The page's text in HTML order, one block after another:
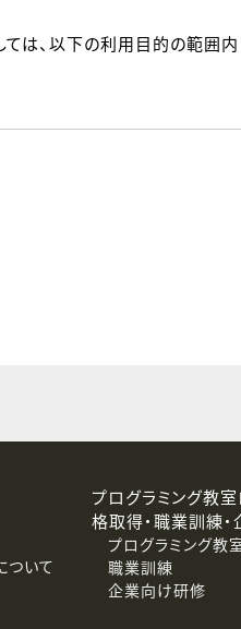
ては、以下の利用目的の範囲内
および第三者への提供停止）
ついて
プログラミング教
格取得・職業訓練
プログラミング教
職業訓練
企業向け研修